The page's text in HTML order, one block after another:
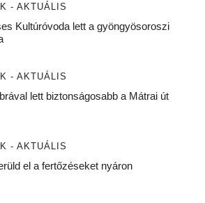
- AKTUÁLIS
Kultúróvoda lett a gyöngyösoroszi
- AKTUÁLIS
lett biztonságosabb a Mátrai út
- AKTUÁLIS
el a fertőzéseket nyáron